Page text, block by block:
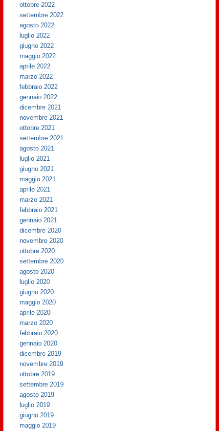
ottobre 2022
settembre 2022
agosto 2022
luglio 2022
giugno 2022
maggio 2022
aprile 2022
marzo 2022
febbraio 2022
gennaio 2022
dicembre 2021
novembre 2021
ottobre 2021
settembre 2021
agosto 2021
luglio 2021
giugno 2021
maggio 2021
aprile 2021
marzo 2021
febbraio 2021
gennaio 2021
dicembre 2020
novembre 2020
ottobre 2020
settembre 2020
agosto 2020
luglio 2020
giugno 2020
maggio 2020
aprile 2020
marzo 2020
febbraio 2020
gennaio 2020
dicembre 2019
novembre 2019
ottobre 2019
settembre 2019
agosto 2019
luglio 2019
giugno 2019
maggio 2019